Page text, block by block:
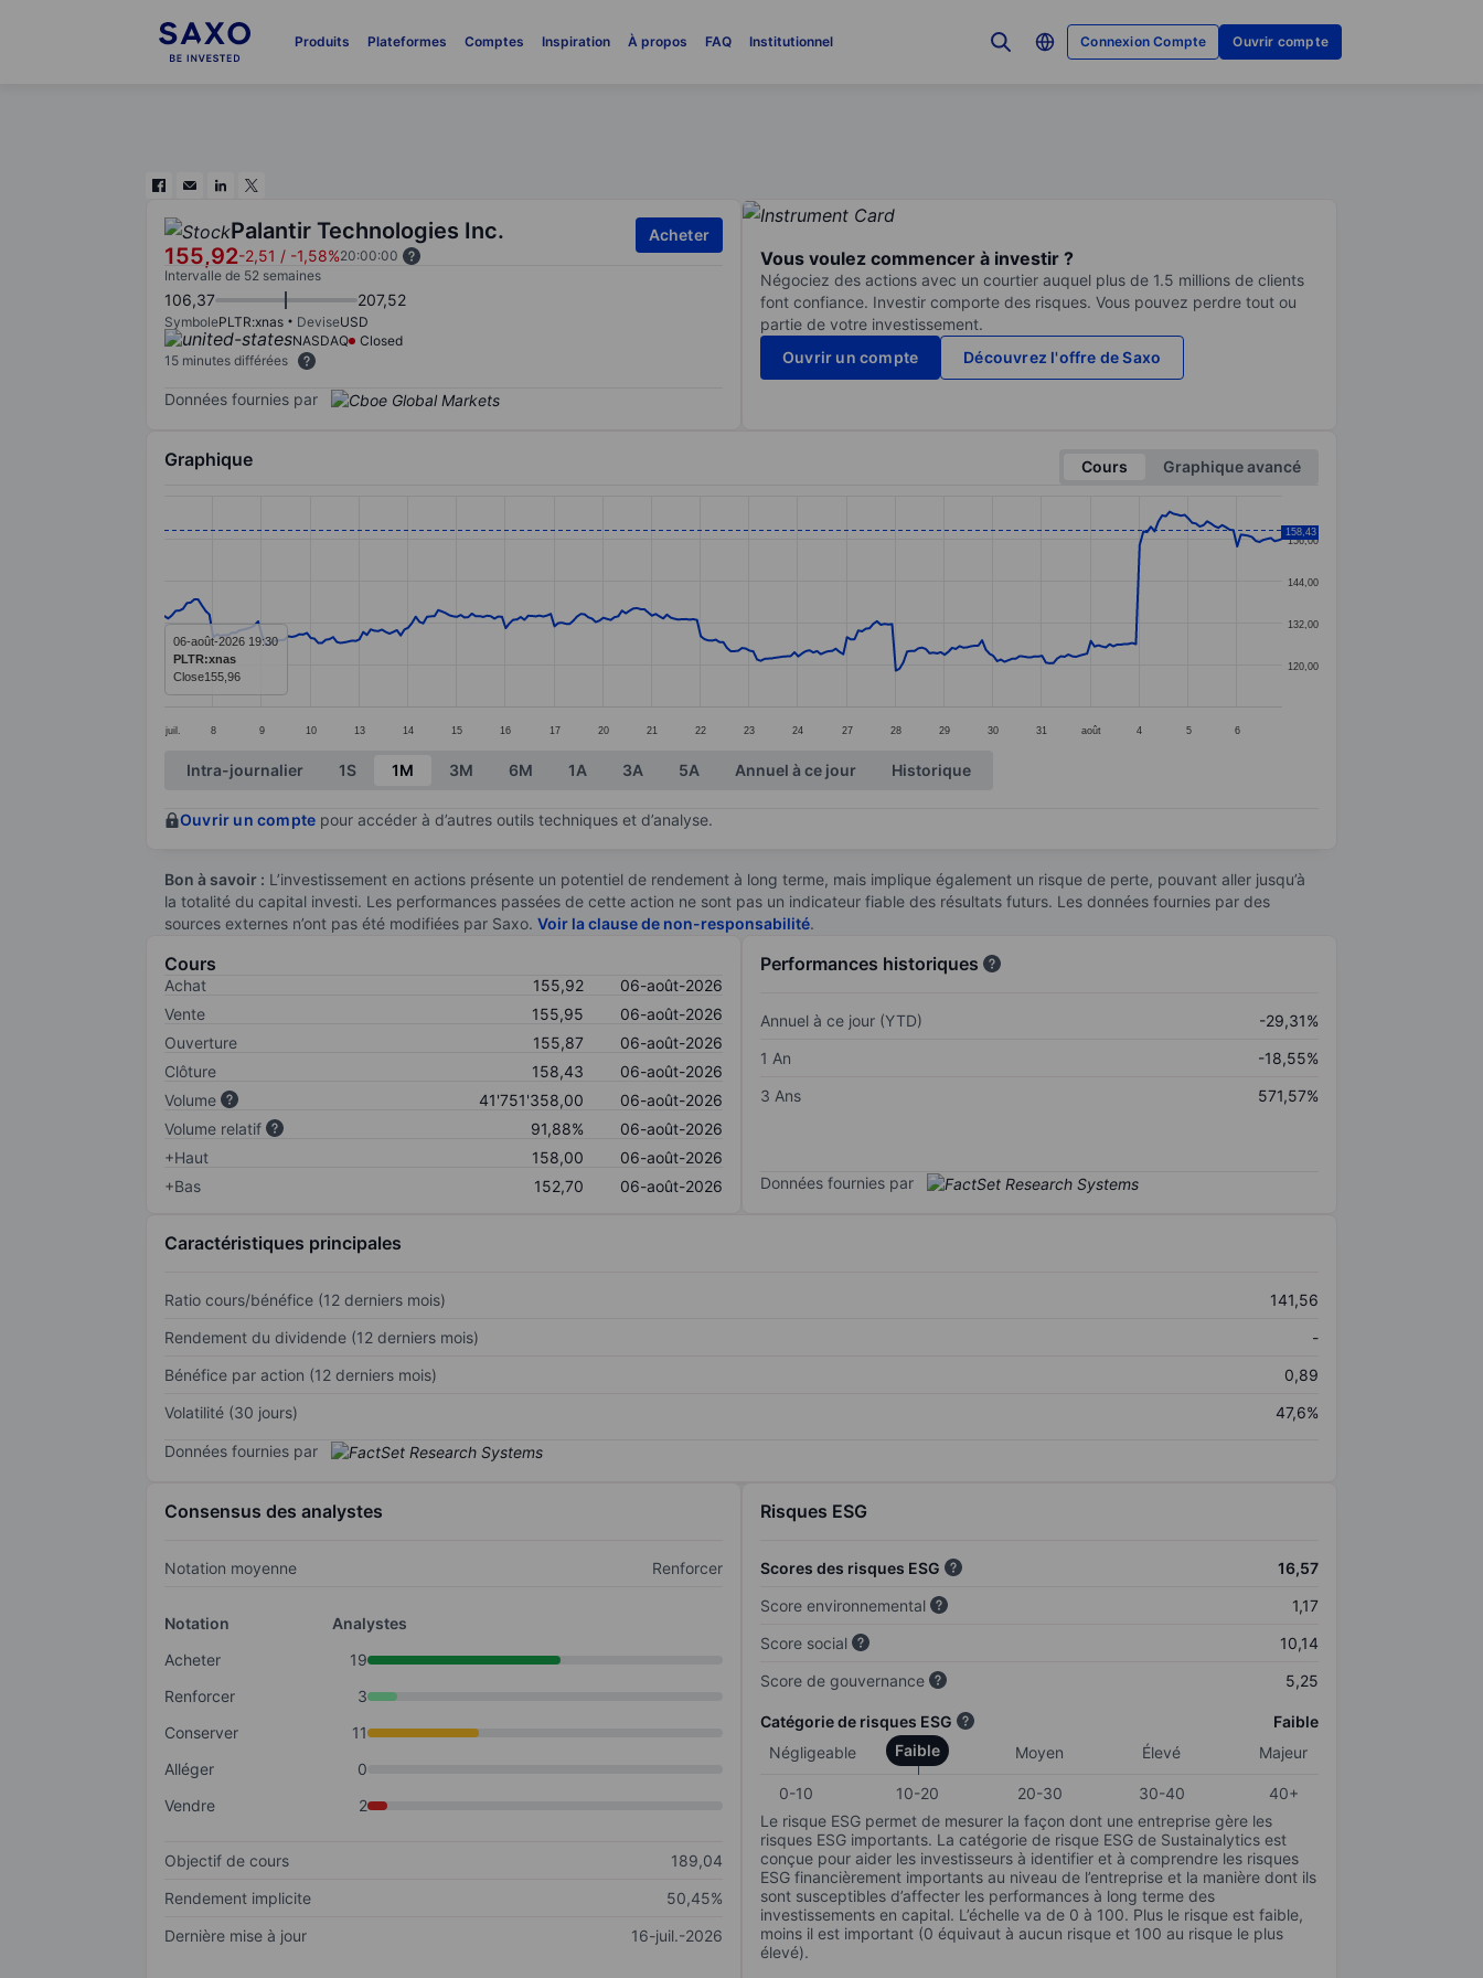
Produits Plateformes Comptes Inspiration À propos FAQ Institutionnel Connexion Compte Ouvrir compte
Palantir Technologies Inc.
155,92-2,51 / -1,58%20:00:00
Acheter
Intervalle de 52 semaines
106,37 207,52
SymbolePLTR:xnas DeviseUSD
NASDAQ
Closed
15 minutes différées
Données fournies par
Vous voulez commencer à investir ?
Négociez des actions avec un courtier auquel plus de 1.5 millions de clients
font confiance. Investir comporte des risques. Vous pouvez perdre tout ou
partie de votre investissement.
Ouvrir un compte
Découvrez l'offre de Saxo
Graphique Cours
Graphique avancé
The chart has 1 Y axis displaying values. Data ranges from 118.23 to 163.7.
juil. 8 9 10 13 14 15 16 17 20 21 22 23 24 27 28 29 30 31 août 4 5 6
120,00
132,00
144,00
156,00
158,43
06-août-2026 19:30
PLTR:xnas
Close155,96
End of interactive chart.
Intra-journalier 1S 1M 3M 6M 1A 3A 5A Annuel à ce jour Historique
Ouvrir un compte pour accéder à d’autres outils techniques et d’analyse.
Bon à savoir : L’investissement en actions présente un potentiel de rendement à long terme, mais implique également un risque de perte, pouvant aller jusqu’à
la totalité du capital investi. Les performances passées de cette action ne sont pas un indicateur fiable des résultats futurs. Les données fournies par des
sources externes n’ont pas été modifiées par Saxo. Voir la clause de non-responsabilité.
Cours
Achat 155,92
06-août-2026
Vente
155,95
06-août-2026
Ouverture
155,87
06-août-2026
Clôture
158,43
06-août-2026
Volume
41'751'358,00
06-août-2026
Volume relatif
91,88%
06-août-2026
+Haut
158,00
06-août-2026
+Bas
152,70 06-août-2026
Performances historiques
Annuel à ce jour (YTD)
-29,31%
1 An
-18,55%
3 Ans
571,57%
Données fournies par
Caractéristiques principales
Ratio cours/bénéfice (12 derniers mois)
141,56
Rendement du dividende (12 derniers mois)
-
Bénéfice par action (12 derniers mois)
0,89
Volatilité (30 jours)
47,6%
Données fournies par
Consensus des analystes
Notation moyenne Renforcer
Notation
Analystes
Acheter
19
Renforcer
3
Conserver
11
Alléger
0
Vendre
2
Objectif de cours
189,04
Rendement implicite
50,45%
Dernière mise à jour
16-juil.-2026
Risques ESG
Scores des risques ESG
16,57
Score environnemental
1,17
Score social
10,14
Score de gouvernance
5,25
Catégorie de risques ESG
Faible
Négligeable
Faible Moyen Élevé Majeur
0-10 10-20 20-30 30-40
40+
Le risque ESG permet de mesurer la façon dont une entreprise gère les
risques ESG importants. La catégorie de risque ESG de Sustainalytics est
conçue pour aider les investisseurs à identifier et à comprendre les risques
ESG financièrement importants au niveau de l’entreprise et la manière dont ils
sont susceptibles d’affecter les performances à long terme des
investissements en capital. L’échelle va de 0 à 100. Plus le risque est faible,
moins il est important (0 équivaut à aucun risque et 100 au risque le plus
élevé).